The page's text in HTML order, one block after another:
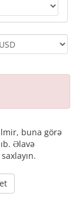
buna görə
Əlavə